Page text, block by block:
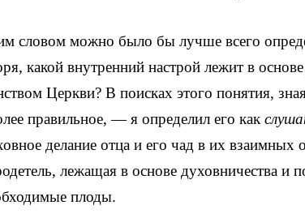
словом можно было бы лучше всего
какой внутренний настрой лежит в
Церкви? В поисках этого понятия,
правильное, — я определил его как
делание отца и его чад в их
лежащая в основе духовничества
плоды.